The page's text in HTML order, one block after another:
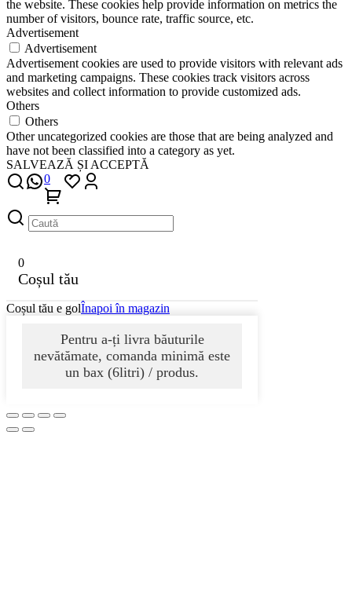
the website. These cookies help provide information on metrics the
number of visitors, bounce rate, traffic source, etc.
Advertisement
Advertisement
Advertisement cookies are used to provide visitors with relevant ads
and marketing campaigns. These cookies track visitors across
websites and collect information to provide customized ads.
Others
Others
Other uncategorized cookies are those that are being analyzed and
have not been classified into a category as yet.
SALVEAZĂ ȘI ACCEPTĂ
0
0
Coșul tău
Coșul tău e golÎnapoi în magazin